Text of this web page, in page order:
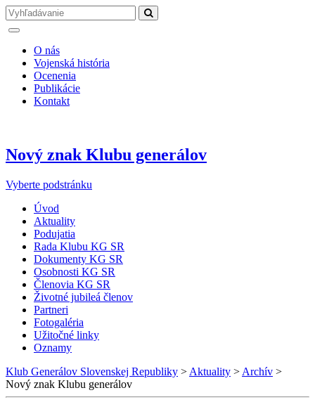
O nás
Vojenská história
Ocenenia
Publikácie
Kontakt
Nový znak Klubu generálov
Vyberte podstránku
Úvod
Aktuality
Podujatia
Rada Klubu KG SR
Dokumenty KG SR
Osobnosti KG SR
Členovia KG SR
Životné jubileá členov
Partneri
Fotogaléria
Užitočné linky
Oznamy
Klub Generálov Slovenskej Republiky > Aktuality > Archív >
Nový znak Klubu generálov